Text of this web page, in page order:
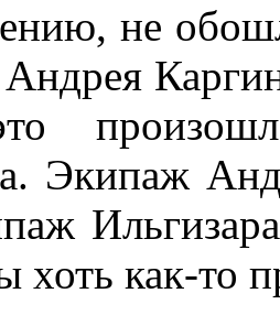
не
Экипаж
хоть как-то